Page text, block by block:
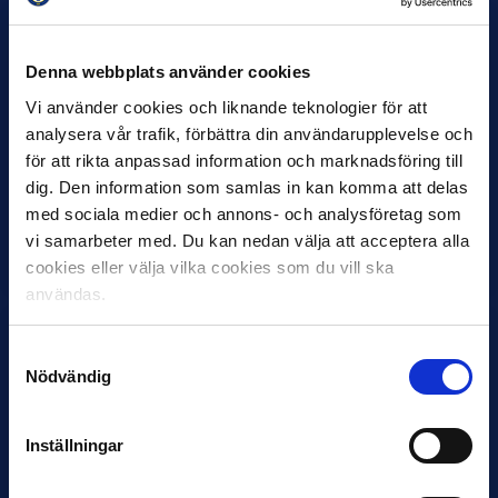
Denna webbplats använder cookies
Vi använder cookies och liknande teknologier för att
analysera vår trafik, förbättra din användarupplevelse och
för att rikta anpassad information och marknadsföring till
dig. Den information som samlas in kan komma att delas
med sociala medier och annons- och analysföretag som
vi samarbeter med. Du kan nedan välja att acceptera alla
cookies eller välja vilka cookies som du vill ska
användas.
Nödvändig
Inställningar
27 JULI
Joachim Björklund tar över IFK Göteborg
Under måndagseftermiddagen meddelade IFK Göteborg att
Stefan Billborns uppdrag som huvudtränare i herrlaget har